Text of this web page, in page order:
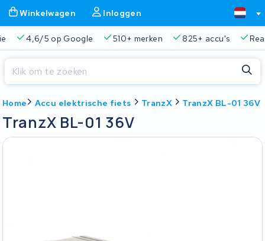
Winkelwagen Inloggen
4,6/5 op Google 510+ merken 825+ accu's
Home Accu elektrische fiets TranzX TranzX BL-01 36V
TranzX BL-01 36V
Sluiten
Begin te typen in de zoekbalk om te zoeken